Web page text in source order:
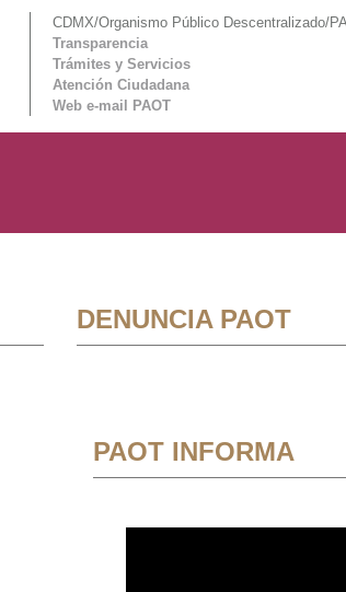
CDMX/Organismo Público Descentralizado/
Transparencia
Trámites y Servicios
Atención Ciudadana
Web e-mail PAOT
DENUNCIA PAOT
PAOT INFORMA